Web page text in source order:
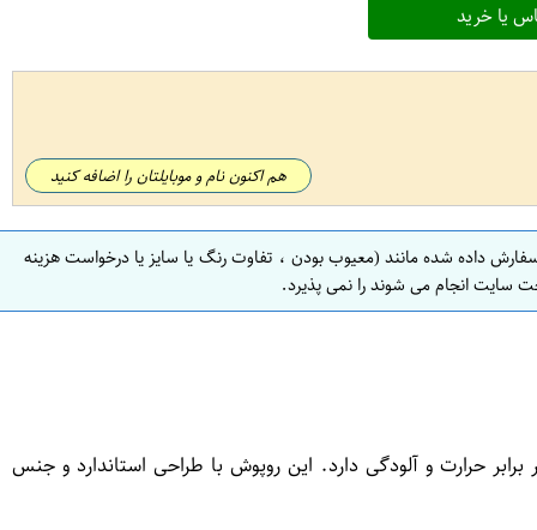
یا خرید
هم اکنون نام و موبایلتان را اضافه کنید
داده شده مانند (معیوب بودن ، تفاوت رنگ یا سایز یا درخواست هزینه
سایت انجام می شوند را نمی پذیرد.
حرارت و آلودگی دارد. این روپوش با طراحی استاندارد و جنس